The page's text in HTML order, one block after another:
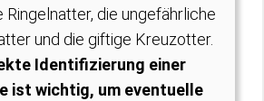
Ringelnatter, die ungefährliche
und die giftige Kreuzotter.
Identifizierung einer
ist wichtig, um eventuelle